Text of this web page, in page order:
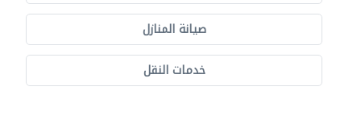
صيانة المنازل
خدمات النقل